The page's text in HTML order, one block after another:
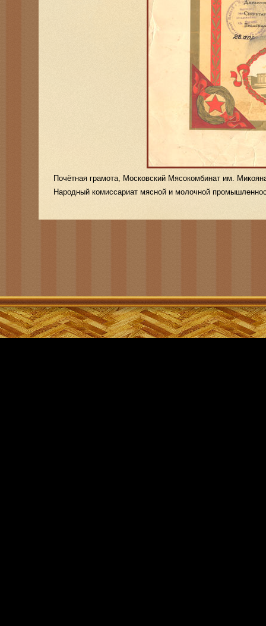
Почётная грамота, Московский Мясокомбинат им.
Народный комиссариат мясной и молочной